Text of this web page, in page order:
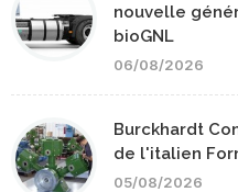
nouvelle
bioGNL
06/08/2026
Burckhardt
de l'italien
05/08/2026